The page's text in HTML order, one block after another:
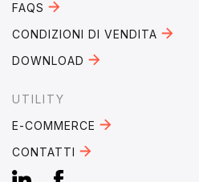
FAQS
CONDIZIONI DI VENDITA
DOWNLOAD
UTILITY
E-COMMERCE
CONTATTI